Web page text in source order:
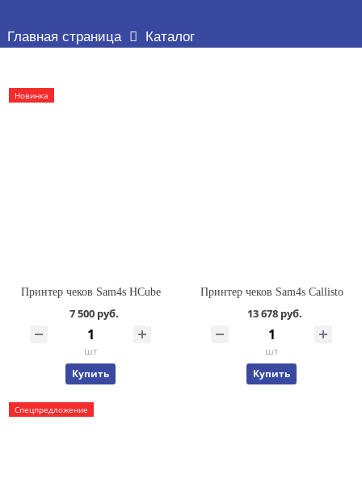
Главная страница Каталог
Новинка
Принтер чеков Sam4s HCube
7 500 руб.
шт
Купить
Принтер чеков Sam4s Callisto
13 678 руб.
шт
Купить
Спецпредложение